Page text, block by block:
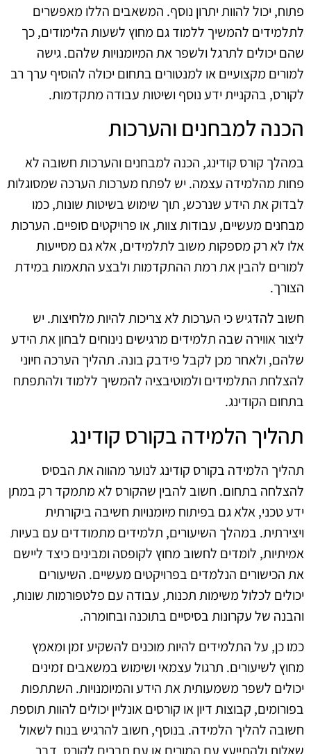
פתוח, יכול להוות יתרון נוסף. המשאבים הללו מאפשרים
לתלמידים להמשיך ללמוד גם מחוץ לשעות הלימודים, כך
שהם יכולים לתרגל ולשפר את המיומנויות שלהם. גישה
למורים מקצועיים או למנטורים בתחום יכולה להוסיף ערך רב
לקורס, בהקניית ידע נוסף ושיטות עבודה מתקדמות.
הכנה למבחנים והערכות
במהלך קורס קודינג, הכנה למבחנים והערכות חשובה לא
פחות מהלמידה עצמה. יש לפתח מערכות הערכה שמסוגלות
לבדוק את הידע שנרכש, תוך שימוש בשיטות שונות, כמו
מבחנים מעשיים, עבודות צוות, או פרויקטים סופיים. הערכות
אלו לא רק מספקות משוב לתלמידים, אלא גם מסייעות
למורים להבין את רמת ההתקדמות ולבצע התאמות במידת
הצורך.
חשוב להדגיש כי הערכות לא צריכות להיות מלחיצות. יש
ליצור אווירה שבה תלמידים מרגישים נינוחים לבחון את הידע
שלהם, ולאחר מכן לקבל פידבק בונה. תהליך הערכה חיוני
להצלחת התלמידים ולמוטיבציה להמשיך ללמוד ולהתפתח
בתחום הקודינג.
תהליך הלמידה בקורס קודינג
תהליך הלמידה בקורס קודינג לנוער מהווה את הבסיס
להצלחה בתחום. חשוב להבין שהקורס לא מתמקד רק במתן
ידע טכני, אלא גם בפיתוח מיומנויות חשיבה ביקורתית
ויצירתית. במהלך השיעורים, תלמידים מתמודדים עם בעיות
אמיתיות, לומדים לחשוב מחוץ לקופסה ומבינים כיצד ליישם
את הכישורים הנלמדים בפרויקטים מעשיים. השיעורים
יכולים לכלול משימות תכנות, עבודה עם פלטפורמות שונות,
והבנה של עקרונות בסיסיים בתוכנה ובחומרה.
כמו כן, על התלמידים להיות מוכנים להשקיע זמן ומאמץ
מחוץ לשיעורים. תרגול עצמאי ושימוש במשאבים זמינים
יכולים לשפר משמעותית את הידע והמיומנויות. השתתפות
בפורומים, קבוצות דיון או קורסים אונליין יכולים להוות תוספת
חשובה להליך הלמידה. בנוסף, חשוב להרגיש בנוח לשאול